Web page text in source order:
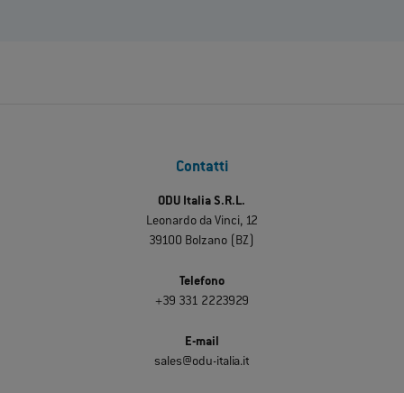
Contatti
ODU Italia S.R.L.
Leonardo da Vinci, 12
39100 Bolzano (BZ)
Telefono
+39 331 2223929
E-mail
sales@odu-italia.it